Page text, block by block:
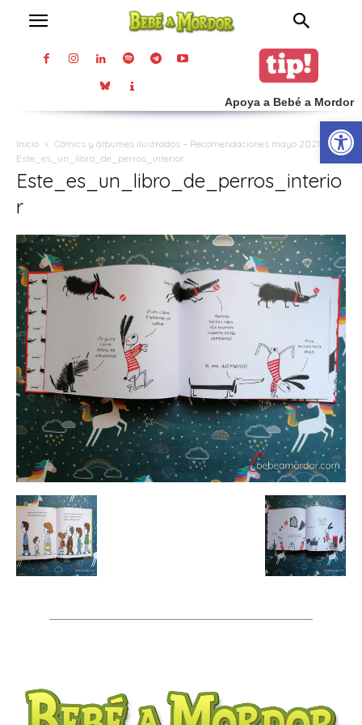
Apoya a Bebé a Mordor
Inicio
Cómics y álbumes ilustrados – Recomendaciones mayo 2021
Este_es_un_libro_de_perros_interior
Este_es_un_libro_de_perros_interio
r